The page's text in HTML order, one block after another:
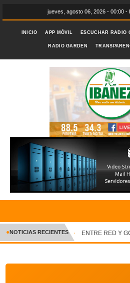
jueves, agosto 06, 2026 - 00:00 -
INICIO APP MÓVIL ESCUCHAR RADIO
RADIO GARDEN
INICIO
CRÓNICA
●NOTICIAS RECIENTES ENTRE RED Y